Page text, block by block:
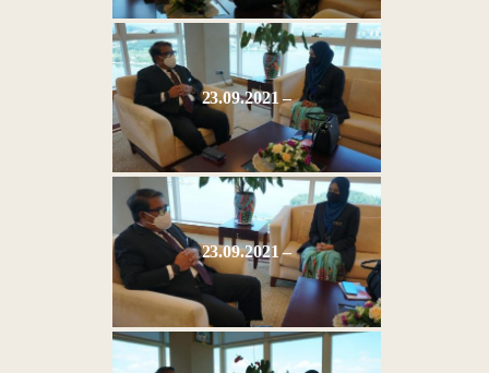
23.09.2021 –
23.09.2021 –